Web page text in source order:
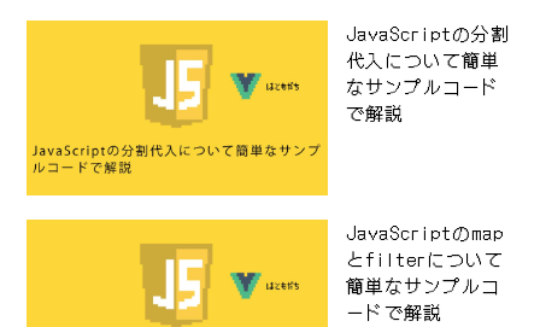
JavaScriptの分割
代入について簡単
なサンプルコード
で解説
JavaScriptのmap
とfilterについて
簡単なサンプルコ
ードで解説